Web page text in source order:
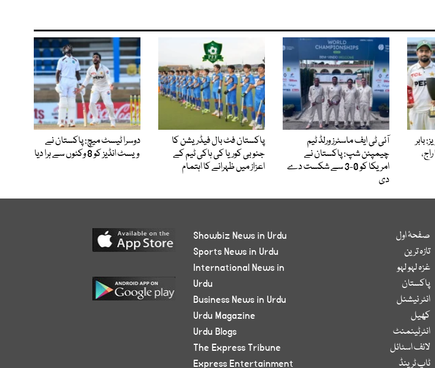
بابر
آئی ٹی ایف ماسٹرز ورلڈ ٹیم
چیمپئن شپ: پاکستان نے
امریکا کو 0-3 سے شکست دے
دی
پاکستان فٹ بال فیڈریشن کا
جنوبی کوریا کی ہاکی ٹیم کے
اعزاز میں ظہرانے کا اہتمام
دوسرا ٹیسٹ میچ: پاکستان نے
ویسٹ انڈیز کو 8 وکٹوں سے ہرا دیا
صفحۂ اول
تازہ ترین
غزہ لہو لہو
پاکستان
انٹر نیشنل
کھیل
انٹرٹینمنٹ
لائف اسٹائل
ٹاپ ٹرینڈ
Showbiz News in Urdu
Sports News in Urdu
International News in
Urdu
Business News in Urdu
Urdu Magazine
Urdu Blogs
The Express Tribune
Express Entertainment